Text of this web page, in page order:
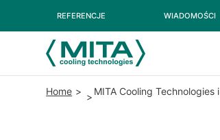
REFERENCJE WIADOMOŚCI
Home MITA Cooling